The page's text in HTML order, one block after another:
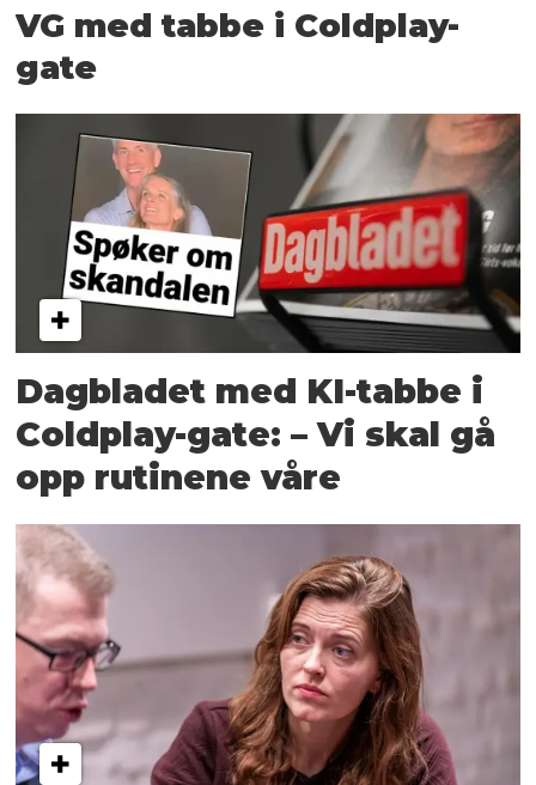
VG med tabbe i Coldplay-
gate
Dagbladet med KI-tabbe i
Coldplay-gate: – Vi skal gå
opp rutinene våre